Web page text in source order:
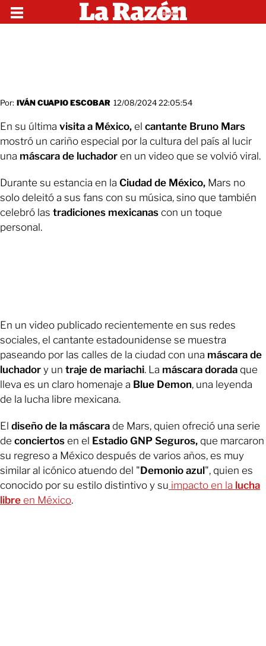
Por: IVÁN CUAPIO ESCOBAR 12/08/2024 22:05:54
En su última visita a México, el cantante Bruno Mars
mostró un cariño especial por la cultura del país al lucir
una máscara de luchador en un video que se volvió viral.
Durante su estancia en la Ciudad de México, Mars no
solo deleitó a sus fans con su música, sino que también
celebró las tradiciones mexicanas con un toque
personal.
En un video publicado recientemente en sus redes
sociales, el cantante estadounidense se muestra
paseando por las calles de la ciudad con una máscara de
luchador y un traje de mariachi. La máscara dorada que
lleva es un claro homenaje a Blue Demon, una leyenda
de la lucha libre mexicana.
El diseño de la máscara de Mars, quien ofreció una serie
de conciertos en el Estadio GNP Seguros, que marcaron
su regreso a México después de varios años, es muy
similar al icónico atuendo del "Demonio azul", quien es
conocido por su estilo distintivo y su impacto en la lucha
libre en México.